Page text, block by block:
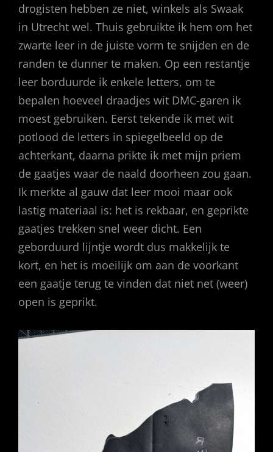
drogisten hebben ze niet, winkels als Swaak
in Utrecht wel. Thuis gebruikte ik hem om het
zwarte leer in de juiste vorm te snijden en de
randen te dunner te maken. Op een restantje
leer borduurde ik enkele letters, om te
bepalen hoeveel draadjes wit DMC-garen ik
moest gebruiken. Eerst tekende ik met wit
potlood de letters in spiegelbeeld op de
achterkant, daarna prikte ik met mijn priem
de gaatjes waar de naald doorheen zou gaan.
Ik merkte al gauw dat leer mooi maar ook
lastig materiaal is: het is rekbaar, en geprikte
gaatjes trekken snel weer dicht. Een
geborduurd lijntje wordt dus makkelijk te
kort, en het is moeilijk om aan de voorkant
een gaatje terug te vinden dat niet net (weer)
open is geprikt.